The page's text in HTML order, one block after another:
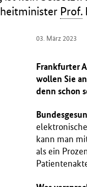
Prof.
03. März 2023
Frankfurter
wollen Sie
denn schon
kann man
als ein